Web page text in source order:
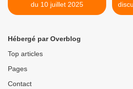
du 10 juillet 2025
Hébergé par Overblog
Top articles
Pages
Contact